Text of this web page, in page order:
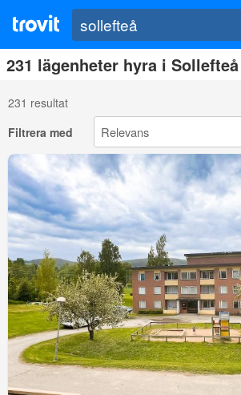
231 lägenheter hyra i Sollefteå
231 resultat
Filtrera med